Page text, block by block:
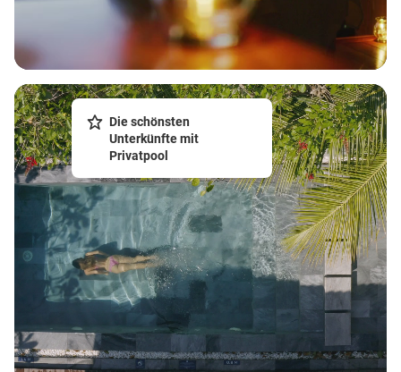
Die schönsten
Unterkünfte mit
Privatpool